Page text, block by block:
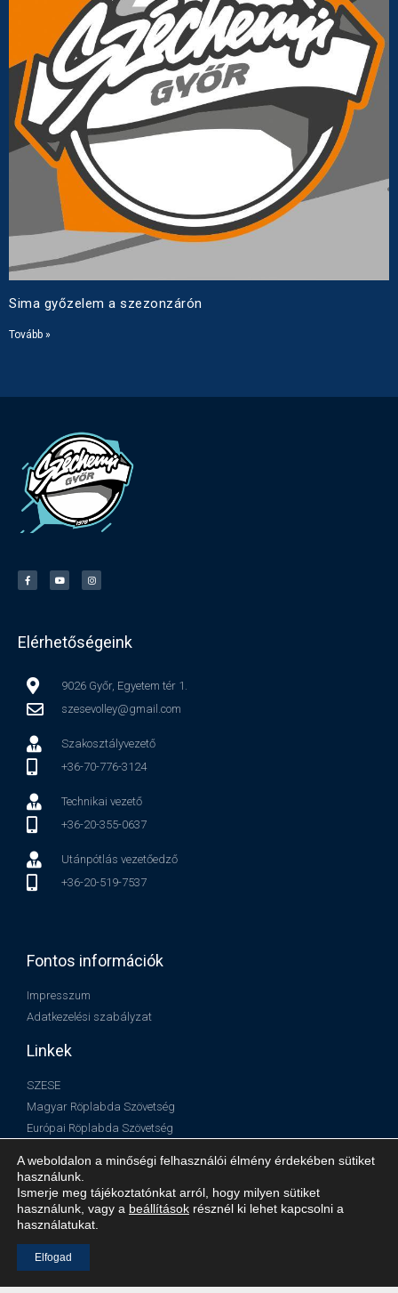
Sima győzelem a szezonzárón
Tovább »
Elérhetőségeink
9026 Győr, Egyetem tér 1.
szesevolley@gmail.com
Szakosztályvezető
+36-70-776-3124
Technikai vezető
+36-20-355-0637
Utánpótlás vezetőedző
+36-20-519-7537
Fontos információk
Impresszum
Adatkezelési szabályzat
Linkek
SZESE
Magyar Röplabda Szövetség
Európai Röplabda Szövetség
A weboldalon a minőségi felhasználói élmény érdekében sütiket
használunk.
Ismerje meg tájékoztatónkat arról, hogy milyen sütiket
használunk, vagy a beállítások résznél ki lehet kapcsolni a
használatukat.
Elfogad